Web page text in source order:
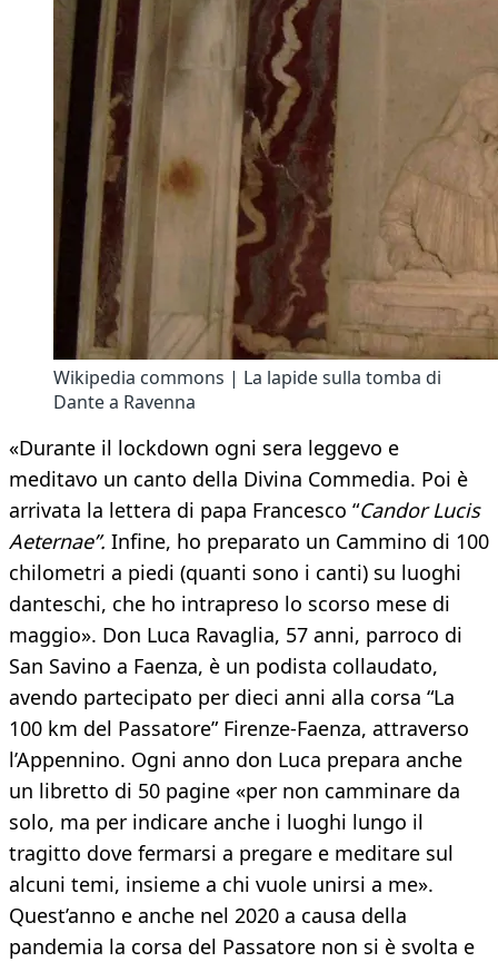
Wikipedia commons | La lapide sulla tomba di
Dante a Ravenna
«Durante il lockdown ogni sera leggevo e
meditavo un canto della Divina Commedia. Poi è
arrivata la lettera di papa Francesco “Candor Lucis
Aeternae”. Infine, ho preparato un Cammino di 100
chilometri a piedi (quanti sono i canti) su luoghi
danteschi, che ho intrapreso lo scorso mese di
maggio». Don Luca Ravaglia, 57 anni, parroco di
San Savino a Faenza, è un podista collaudato,
avendo partecipato per dieci anni alla corsa “La
100 km del Passatore” Firenze-Faenza, attraverso
l’Appennino. Ogni anno don Luca prepara anche
un libretto di 50 pagine «per non camminare da
solo, ma per indicare anche i luoghi lungo il
tragitto dove fermarsi a pregare e meditare sul
alcuni temi, insieme a chi vuole unirsi a me».
Quest’anno e anche nel 2020 a causa della
pandemia la corsa del Passatore non si è svolta e